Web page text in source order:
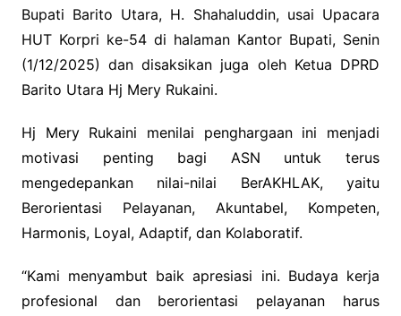
Bupati Barito Utara, H. Shahaluddin, usai Upacara
HUT Korpri ke-54 di halaman Kantor Bupati, Senin
(1/12/2025) dan disaksikan juga oleh Ketua DPRD
Barito Utara Hj Mery Rukaini.
Hj Mery Rukaini menilai penghargaan ini menjadi
motivasi penting bagi ASN untuk terus
mengedepankan nilai-nilai BerAKHLAK, yaitu
Berorientasi Pelayanan, Akuntabel, Kompeten,
Harmonis, Loyal, Adaptif, dan Kolaboratif.
“Kami menyambut baik apresiasi ini. Budaya kerja
profesional dan berorientasi pelayanan harus